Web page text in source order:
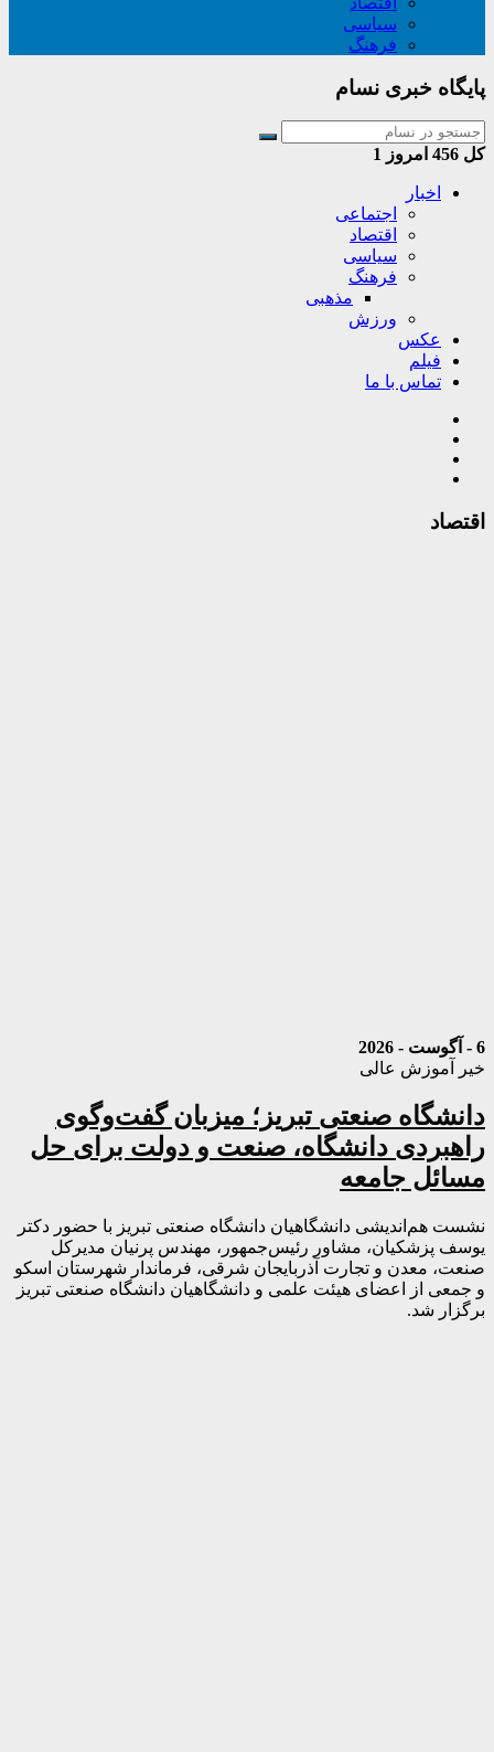
سیاسی
فرهنگ
پایگاه خبری نسام
کل امروز 1
اخبار
اجتماعی
اقتصاد
سیاسی
فرهنگ
مذهبی
ورزش
عکس
فیلم
تماس با ما
اقتصاد
6 - آگوست - 2026
خیر آموزش عالی
دانشگاه صنعتی تبریز؛ میزبان گفت‌وگوی
راهبردی دانشگاه، صنعت و دولت برای حل
مسائل جامعه
نشست هم‌اندیشی دانشگاهیان دانشگاه صنعتی تبریز با حضور دکتر
یوسف پزشکیان، مشاور رئیس‌جمهور، مهندس پرنیان مدیرکل
صنعت، معدن و تجارت آذربایجان شرقی، فرماندار شهرستان اسکو
و جمعی از اعضای هیئت علمی و دانشگاهیان دانشگاه صنعتی تبریز
برگزار شد.